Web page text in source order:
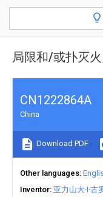
局限和/或扑灭
CN1222864A
China
Download PDF
Other languages
Inventor 亚力山大·I·古